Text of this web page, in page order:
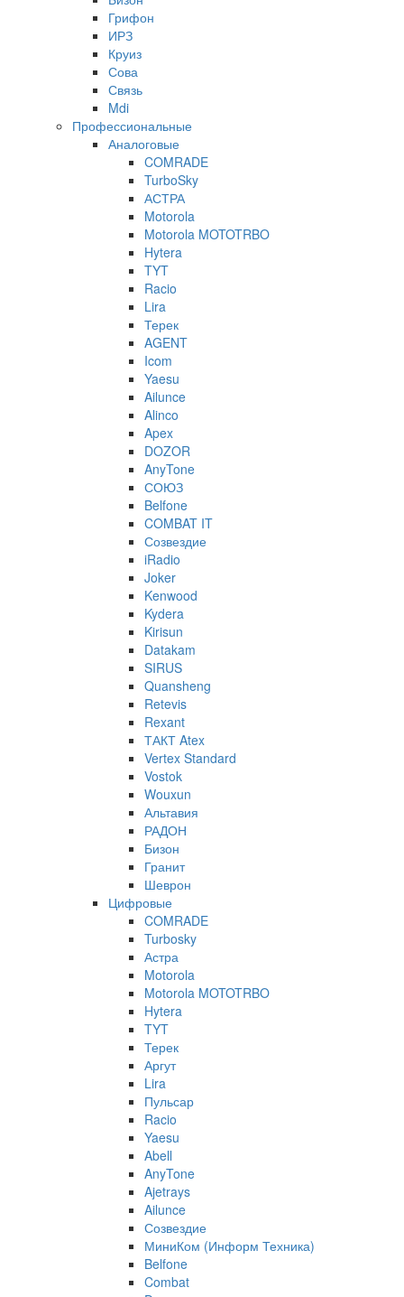
Грифон
ИРЗ
Круиз
Сова
Связь
Mdi
Профессиональные
Аналоговые
COMRADE
TurboSky
АСТРА
Motorola
Motorola MOTOTRBO
Hytera
TYT
Racio
Lira
Терек
AGENT
Icom
Yaesu
Ailunce
Alinco
Apex
DOZOR
AnyTone
СОЮЗ
Belfone
COMBAT IT
Созвездие
iRadio
Joker
Kenwood
Kydera
Kirisun
Datakam
SIRUS
Quansheng
Retevis
Rexant
ТАКТ Atex
Vertex Standard
Vostok
Wouxun
Альтавия
РАДОН
Бизон
Гранит
Шеврон
Цифровые
COMRADE
Turbosky
Астра
Motorola
Motorola MOTOTRBO
Hytera
TYT
Терек
Аргут
Lira
Пульсар
Racio
Yaesu
Abell
AnyTone
Ajetrays
Ailunce
Созвездие
МиниКом (Информ Техника)
Belfone
Combat